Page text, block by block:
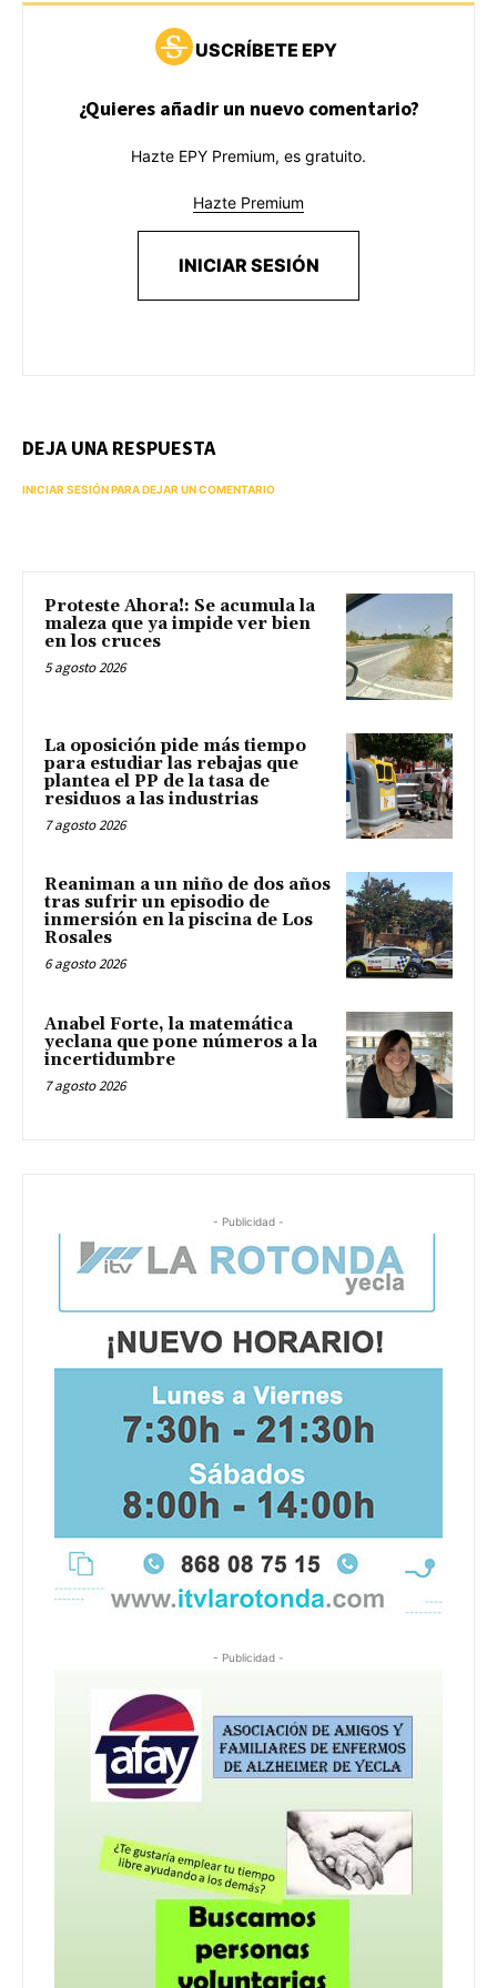
USCRÍBETE EPY
¿Quieres añadir un nuevo comentario?
Hazte EPY Premium, es gratuito.
Hazte Premium
INICIAR SESIÓN
DEJA UNA RESPUESTA
INICIAR SESIÓN PARA DEJAR UN COMENTARIO
Proteste Ahora!: Se acumula la
maleza que ya impide ver bien
en los cruces
5 agosto 2026
La oposición pide más tiempo
para estudiar las rebajas que
plantea el PP de la tasa de
residuos a las industrias
7 agosto 2026
Reaniman a un niño de dos años
tras sufrir un episodio de
inmersión en la piscina de Los
Rosales
6 agosto 2026
Anabel Forte, la matemática
yeclana que pone números a la
incertidumbre
7 agosto 2026
- Publicidad -
- Publicidad -